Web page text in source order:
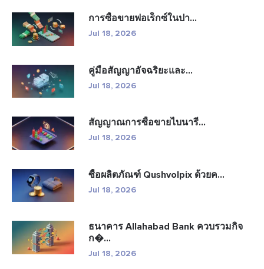
การซื้อขายฟอเร็กซ์ในปา...
Jul 18, 2026
คู่มือสัญญาอัจฉริยะและ...
Jul 18, 2026
สัญญาณการซื้อขายไบนารี...
Jul 18, 2026
ซื้อผลิตภัณฑ์ Qushvolpix ด้วยค...
Jul 18, 2026
ธนาคาร Allahabad Bank ควบรวมกิจ
ก�...
Jul 18, 2026